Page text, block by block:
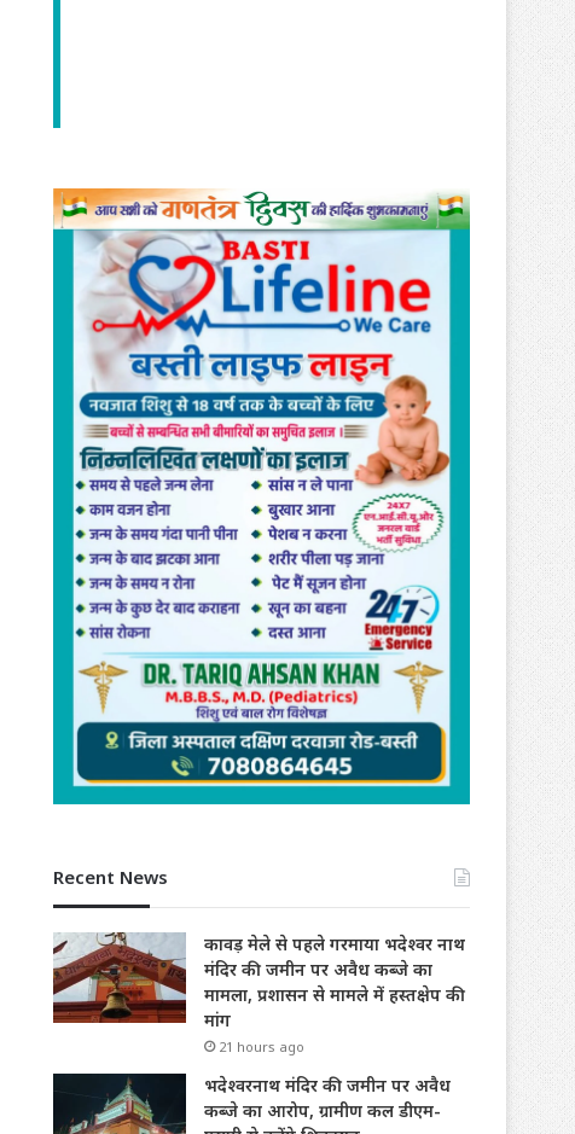
Recent News
कावड़ मेले से पहले गरमाया भदेश्वर नाथ
मंदिर की जमीन पर अवैध कब्जे का
मामला, प्रशासन से मामले में हस्तक्षेप की
मांग
21 hours ago
भदेश्वरनाथ मंदिर की जमीन पर अवैध
कब्जे का आरोप, ग्रामीण कल डीएम-